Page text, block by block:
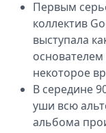
Первым
коллектив
выступала
некоторое
В середине
уши всю
альбома